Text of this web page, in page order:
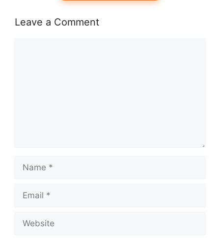
Leave a Comment
Name
Email
Website